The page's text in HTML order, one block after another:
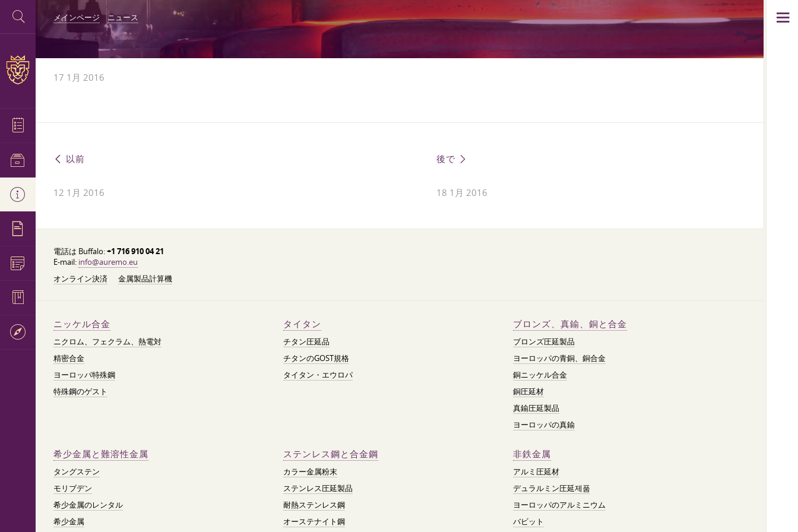
メインページ ニュース
17 1月 2016
以前
12 1月 2016
後で
18 1月 2016
電話は Buffalo:+1 716 910 04 21
E-mail: info@auremo.eu
オンライン決済
金属製品計算機
ニッケル合金
ニクロム、フェクラム、熱電対
精密合金
ヨーロッパ特殊鋼
特殊鋼のゲスト
タイタン
チタン圧延品
チタンのGOST規格
タイタン・エウロパ
ブロンズ、真鍮、銅と合金
ブロンズ圧延製品
ヨーロッパの青銅、銅合金
銅ニッケル合金
銅圧延材
真鍮圧延製品
ヨーロッパの真鍮
希少金属と難溶性金属
タングステン
モリブデン
希少金属のレンタル
希少金属
ステンレス鋼と合金鋼
カラー金属粉末
ステンレス圧延製品
耐熱ステンレス鋼
オーステナイト鋼
非鉄金属
アルミ圧延材
デュラルミン圧延제품
ヨーロッパのアルミニウム
バビット